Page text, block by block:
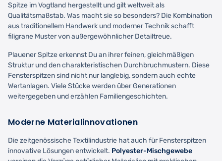
Spitze im Vogtland hergestellt und gilt weltweit als
Qualitätsmaßstab. Was macht sie so besonders? Die Kombination
aus traditionellem Handwerk und moderner Technik schafft
filigrane Muster von außergewöhnlicher Detailtreue.
Plauener Spitze erkennst Du an ihrer feinen, gleichmäßigen
Struktur und den charakteristischen Durchbruchmustern. Diese
Fensterspitzen sind nicht nur langlebig, sondern auch echte
Wertanlagen. Viele Stücke werden über Generationen
weitergegeben und erzählen Familiengeschichten.
Moderne Materialinnovationen
Die zeitgenössische Textilindustrie hat auch für Fensterspitzen
innovative Lösungen entwickelt. Polyester-Mischgewebe